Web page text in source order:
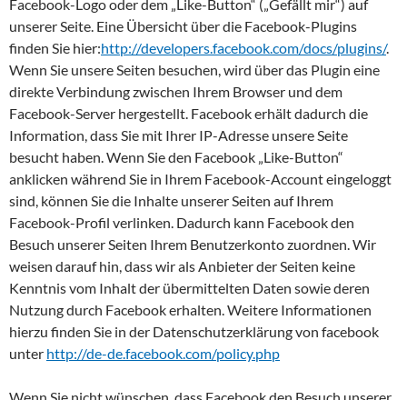
Facebook-Logo oder dem „Like-Button“ („Gefällt mir“) auf
unserer Seite. Eine Übersicht über die Facebook-Plugins
finden Sie hier:http://developers.facebook.com/docs/plugins/.
Wenn Sie unsere Seiten besuchen, wird über das Plugin eine
direkte Verbindung zwischen Ihrem Browser und dem
Facebook-Server hergestellt. Facebook erhält dadurch die
Information, dass Sie mit Ihrer IP-Adresse unsere Seite
besucht haben. Wenn Sie den Facebook „Like-Button“
anklicken während Sie in Ihrem Facebook-Account eingeloggt
sind, können Sie die Inhalte unserer Seiten auf Ihrem
Facebook-Profil verlinken. Dadurch kann Facebook den
Besuch unserer Seiten Ihrem Benutzerkonto zuordnen. Wir
weisen darauf hin, dass wir als Anbieter der Seiten keine
Kenntnis vom Inhalt der übermittelten Daten sowie deren
Nutzung durch Facebook erhalten. Weitere Informationen
hierzu finden Sie in der Datenschutzerklärung von facebook
unter http://de-de.facebook.com/policy.php